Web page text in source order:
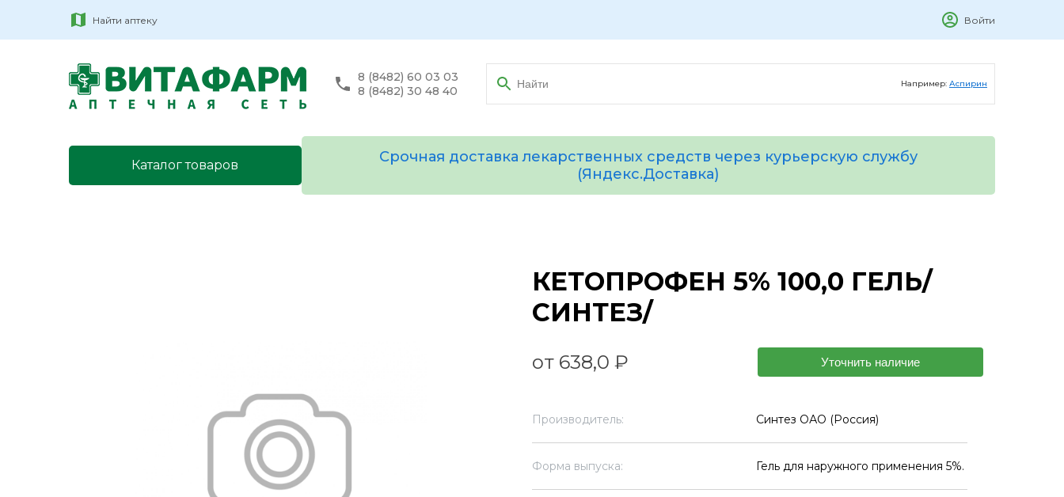
Найти аптеку Войти
8 (8482) 60 03 03
8 (8482) 30 48 40
Например: Аспирин
Каталог товаров
Срочная доставка лекарственных средств через курьерскую службу
(Яндекс.Доставка)
КЕТОПРОФЕН 5% 100,0 ГЕЛЬ/
СИНТЕЗ/
от 638,0 ₽ Уточнить наличие
Производитель: Синтез ОАО (Россия)
Форма выпуска: Гель для наружного применения 5%.